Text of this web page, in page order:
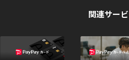
関連サー